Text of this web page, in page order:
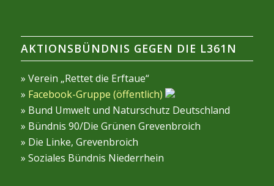
AKTIONSBÜNDNIS GEGEN DIE L361N
» Verein „Rettet die Erftaue“
» Facebook-Gruppe (öffentlich)
» Bund Umwelt und Naturschutz Deutschland
» Bündnis 90/Die Grünen Grevenbroich
» Die Linke, Grevenbroich
» Soziales Bündnis Niederrhein